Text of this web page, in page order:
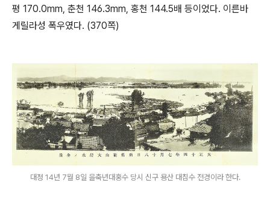
평 170.0mm, 춘천 146.3mm, 홍천 144.5배 등이었다. 이른바
게릴라성 폭우였다. (370쪽)
대정 14년 7월 8일 을축년대홍수 당시 신구 용산 대침수 전경이라 한다.